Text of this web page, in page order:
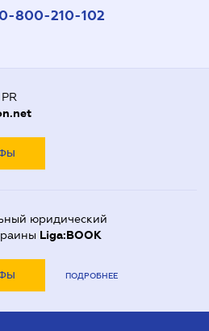
0-800-210-102
юридический
Liga:BOOK
ПОДРОБНЕЕ